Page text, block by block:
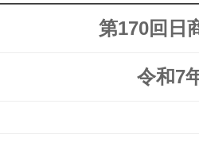
第170回日
令和7